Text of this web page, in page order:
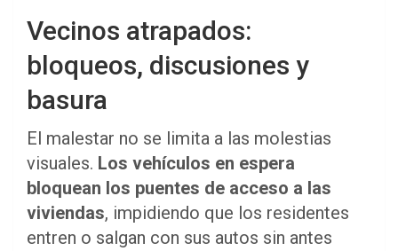
Vecinos atrapados:
bloqueos, discusiones y
basura
El malestar no se limita a las molestias
visuales. Los vehículos en espera
bloquean los puentes de acceso a las
viviendas, impidiendo que los residentes
entren o salgan con sus autos sin antes